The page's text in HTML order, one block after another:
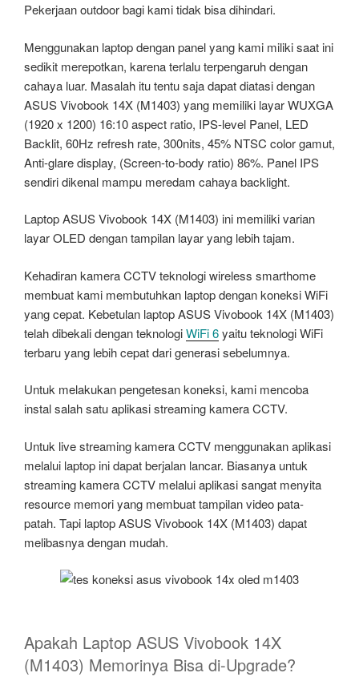
Pekerjaan outdoor bagi kami tidak bisa dihindari.
Menggunakan laptop dengan panel yang kami miliki saat ini
sedikit merepotkan, karena terlalu terpengaruh dengan
cahaya luar. Masalah itu tentu saja dapat diatasi dengan
ASUS Vivobook 14X (M1403) yang memiliki layar WUXGA
(1920 x 1200) 16:10 aspect ratio, IPS-level Panel, LED
Backlit, 60Hz refresh rate, 300nits, 45% NTSC color gamut,
Anti-glare display, (Screen-to-body ratio) 86%. Panel IPS
sendiri dikenal mampu meredam cahaya backlight.
Laptop ASUS Vivobook 14X (M1403) ini memiliki varian
layar OLED dengan tampilan layar yang lebih tajam.
Kehadiran kamera CCTV teknologi wireless smarthome
membuat kami membutuhkan laptop dengan koneksi WiFi
yang cepat. Kebetulan laptop ASUS Vivobook 14X (M1403)
telah dibekali dengan teknologiWiFi 6yaitu teknologi WiFi
terbaru yang lebih cepat dari generasi sebelumnya.
Untuk melakukan pengetesan koneksi, kami mencoba
instal salah satu aplikasi streaming kamera CCTV.
Untuk live streaming kamera CCTV menggunakan aplikasi
melalui laptop ini dapat berjalan lancar. Biasanya untuk
streaming kamera CCTV melalui aplikasi sangat menyita
resource memori yang membuat tampilan video pata-
patah. Tapi laptop ASUS Vivobook 14X (M1403) dapat
melibasnya dengan mudah.
Apakah Laptop ASUS Vivobook 14X
(M1403) Memorinya Bisa di-Upgrade?